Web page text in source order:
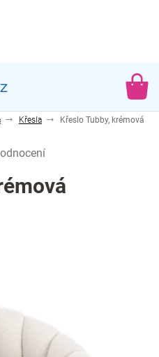
Křesla Křeslo Tubby, krémová